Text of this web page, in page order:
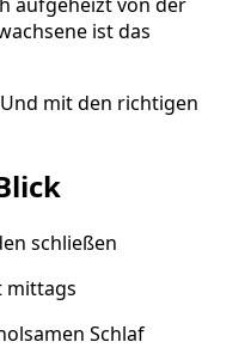
ist das
mit den richtigen
schließen
mittags
Schlaf